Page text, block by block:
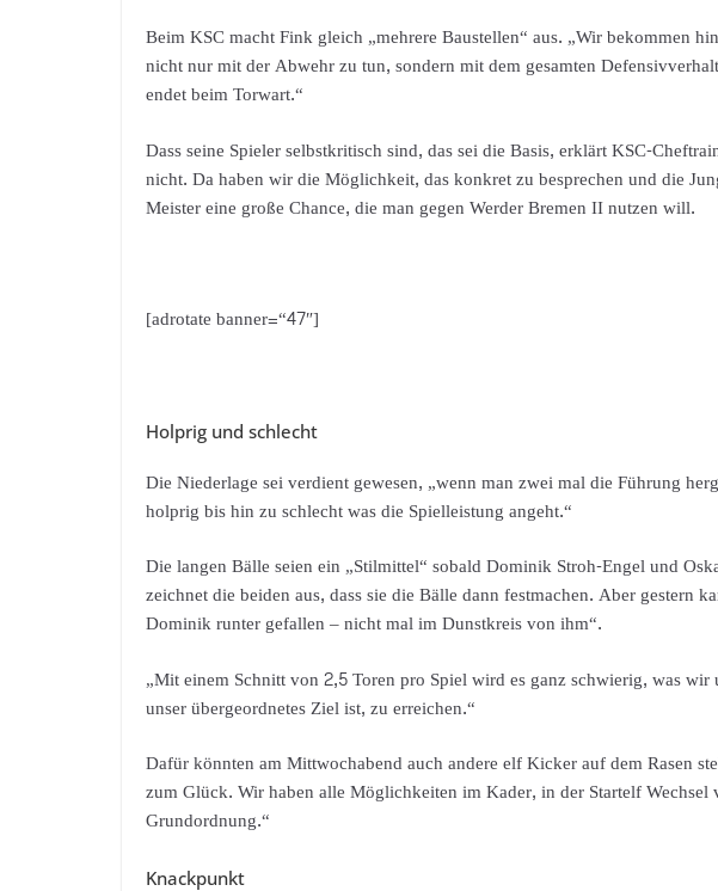
Beim KSC macht Fink gleich „mehrere Baustellen“ aus. „Wir bekommen
nicht nur mit der Abwehr zu tun, sondern mit dem gesamten
endet beim Torwart.“
Dass seine Spieler selbstkritisch sind, das sei die Basis, erklärt KSC-
nicht. Da haben wir die Möglichkeit, das konkret zu besprechen und die
Meister eine große Chance, die man gegen Werder Bremen II nutzen will.
[adrotate banner=“47″]
Holprig und schlecht
Die Niederlage sei verdient gewesen, „wenn man zwei mal die Führung
holprig bis hin zu schlecht was die Spielleistung angeht.“
Die langen Bälle seien ein „Stilmittel“ sobald Dominik Stroh-Engel und
zeichnet die beiden aus, dass sie die Bälle dann festmachen. Aber gestern
Dominik runter gefallen – nicht mal im Dunstkreis von ihm“.
„Mit einem Schnitt von 2,5 Toren pro Spiel wird es ganz schwierig, was
unser übergeordnetes Ziel ist, zu erreichen.“
Dafür könnten am Mittwochabend auch andere elf Kicker auf dem Rasen
zum Glück. Wir haben alle Möglichkeiten im Kader, in der Startelf
Grundordnung.“
Knackpunkt